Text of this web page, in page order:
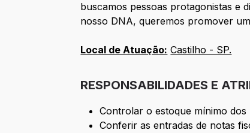
buscamos pessoas protagonistas e
nosso DNA, queremos promover
Local de Atuação: Castilho - SP.
RESPONSABILIDADES E
Controlar o estoque mínimo
Conferir as entradas de notas